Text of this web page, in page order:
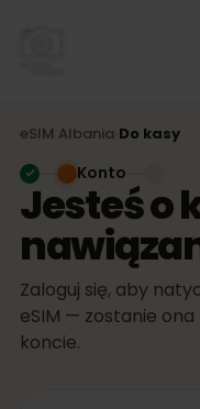
eSIM Albania Do kasy
Jesteś o
Zaloguj się, aby
eSIM — zostanie
koncie.
Konto